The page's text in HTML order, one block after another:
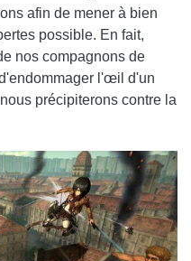
afin de mener à bien
possible. En fait,
nos compagnons de
l'œil d'un
précipiterons contre la